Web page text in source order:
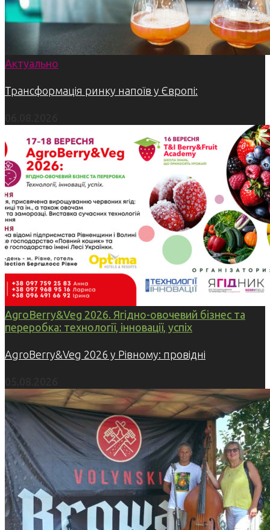
Актуально
Трансформація ринку напоїв у Європі:
AgroBerry&Veg 2026. Ягідно-овочевий бізнес та
переробка: технології, інновації, успіх
AgroBerry&Veg 2026 у Рівному: провідні